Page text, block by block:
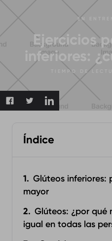
EN
Ejercicios
inferiores:
TIEMPO DE
Índice
Glúteos inferiores:
mayor
Glúteos: ¿por qué
igual en todas las